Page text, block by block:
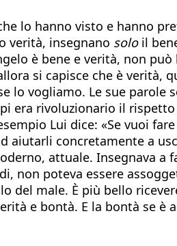
lo hanno visto e hanno
verità, insegnano soloil
è bene e verità, non
si capisce che è verità,
lo vogliamo. Le sue
era rivoluzionario il
Lui dice: «Se vuoi
aiutarli concretamente a
attuale. Insegnava a
non poteva essere
male. È più bello
e bontà. E la bontà se è